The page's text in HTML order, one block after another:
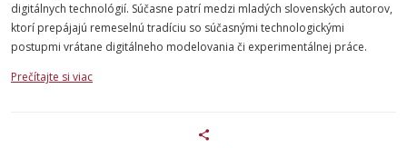
digitálnych technológií. Súčasne patrí medzi mladých slovenských autorov,
ktorí prepájajú remeselnú tradíciu so súčasnými technologickými
postupmi vrátane digitálneho modelovania či experimentálnej práce.
Prečítajte si viac